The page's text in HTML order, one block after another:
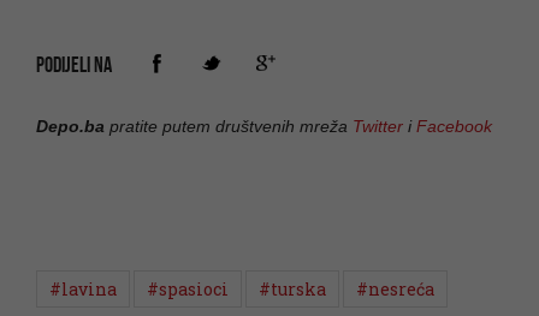
PODIJELI NA
Depo.ba pratite putem društvenih mreža Twitter iFacebook
#lavina #spasioci #turska #nesreća